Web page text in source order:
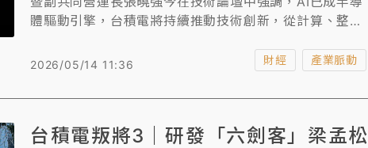
體驅動引擎，台積電將持續推動技術創新，從計算、整合
積電將聚焦3層技術結構打造AI強勁基礎，並呼籲業界珍
AI Agent來參加這個會議了。他也提到過去台灣人是全球
大家記得一個名詞COUPE，代表未來業界重視的議題。
2026/05/14 11:36 財經 產業脈動
台積電叛將3｜研發「六劍客」梁孟松